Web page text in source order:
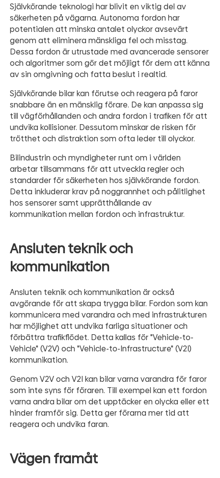
Självkörande teknologi har blivit en viktig del av
säkerheten på vägarna. Autonoma fordon har
potentialen att minska antalet olyckor avsevärt
genom att eliminera mänskliga fel och misstag.
Dessa fordon är utrustade med avancerade sensorer
och algoritmer som gör det möjligt för dem att känna
av sin omgivning och fatta beslut i realtid.
Självkörande bilar kan förutse och reagera på faror
snabbare än en mänsklig förare. De kan anpassa sig
till vägförhållanden och andra fordon i trafiken för att
undvika kollisioner. Dessutom minskar de risken för
trötthet och distraktion som ofta leder till olyckor.
Bilindustrin och myndigheter runt om i världen
arbetar tillsammans för att utveckla regler och
standarder för säkerheten hos självkörande fordon.
Detta inkluderar krav på noggrannhet och pålitlighet
hos sensorer samt upprätthållande av
kommunikation mellan fordon och infrastruktur.
Ansluten teknik och
kommunikation
Ansluten teknik och kommunikation är också
avgörande för att skapa trygga bilar. Fordon som kan
kommunicera med varandra och med infrastrukturen
har möjlighet att undvika farliga situationer och
förbättra trafikflödet. Detta kallas för "Vehicle-to-
Vehicle" (V2V) och "Vehicle-to-Infrastructure" (V2I)
kommunikation.
Genom V2V och V2I kan bilar varna varandra för faror
som inte syns för föraren. Till exempel kan ett fordon
varna andra bilar om det upptäcker en olycka eller ett
hinder framför sig. Detta ger förarna mer tid att
reagera och undvika faran.
Vägen framåt